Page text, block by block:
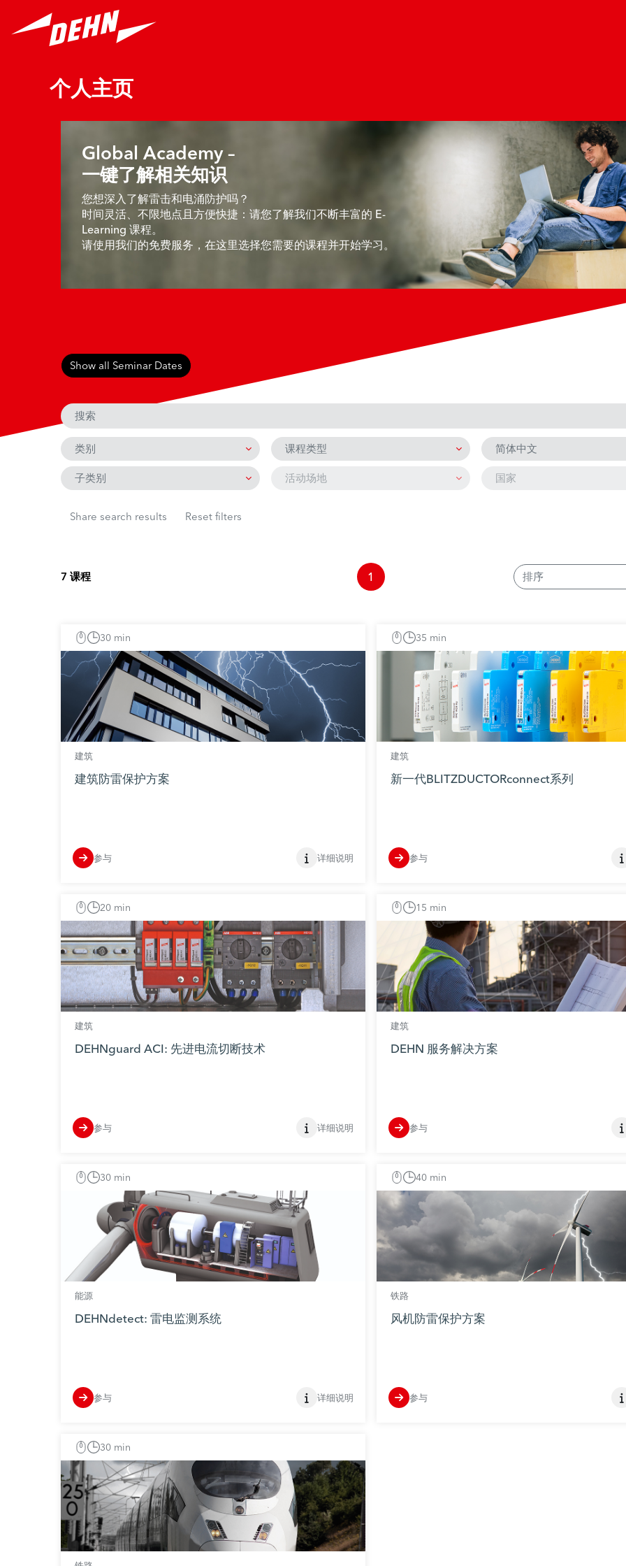
个人主页
主内容块
Global Academy –
一键了解相关知识
您想深入了解雷击和电涌防护吗？
时间灵活、不限地点且方便快捷：请您了解我们不断丰富的 E-
Learning 课程。
请使用我们的免费服务，在这里选择您需要的课程并开始学习。
Show all Seminar Dates
类别
子类别
课程类型
活动场地
简体中文
国家
Share search results Reset filters
7 课程 排序
1
30 min
建筑
建筑防雷保护方案
参与 详细说明
35 min
建筑
新一代BLITZDUCTORconnect系列
参与
20 min
建筑
DEHNguard ACI: 先进电流切断技术
参与 详细说明
15 min
建筑
DEHN 服务解决方案
参与
30 min
能源
DEHNdetect: 雷电监测系统
参与 详细说明
40 min
铁路
风机防雷保护方案
参与
30 min